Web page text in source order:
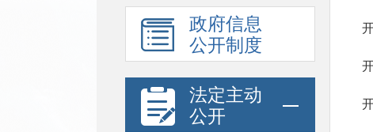
政府信息
公开制度
法定主动
公开